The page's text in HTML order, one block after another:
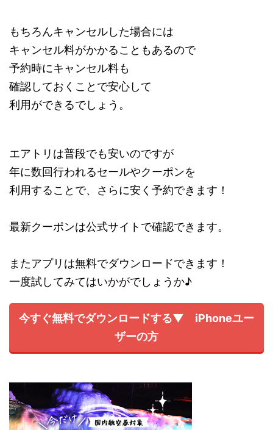
もちろんキャンセルした場合には
キャンセル料がかかることもあるので
予約時にキャンセル料も
確認しておくことで安心して
利用ができるでしょう。
エアトリは普段でも安いのですが
年に数回行われるセールやクーポンを
利用することで、さらに安く予約できます！
最新クーポンは公式サイトで確認できます。
またアプリは無料でダウンロードできます！
一度試してみてはいかがでしょうか♪
今すぐ無料でダウンロードする▼ iPhoneユー
ザーの方